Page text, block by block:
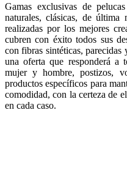
Gamas exclusivas de
naturales, clásicas, de
realizadas por los mejores
cubren con éxito todos sus
con fibras sintéticas, parecidas
una oferta que responderá a
mujer y hombre, postizos,
productos específicos para
comodidad, con la certeza de
en cada caso.